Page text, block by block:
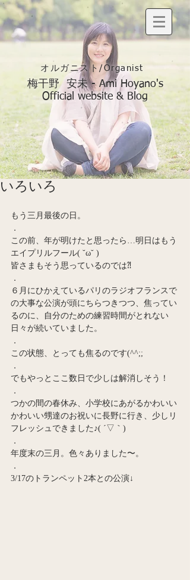
オルガニスト/Organist
梅干野 安未 - Ami Hoyano's
Official website & Blog
いろいろ
もう三月最後の日。
．
この前、年が明けたと思ったら…明日はもう
エイプリルフール( ˘ω˘ )
皆さまもそう思っているのでは⁈
．
６月にひかえているパリのラジオフランスで
の大事な公演が頭にちらつきつつ、焦ってい
るのに、自分のための練習時間がとれない
日々が続いていました。
．
この状態、とっても焦るのです(^^;;
．
でもやっとここ数日で少しは解消しそう！
．
つかの間の春休み、小学校にあがるかわいい
かわいい甥達のお祝いに長野に行き、少しリ
フレッシュできました♪( ´▽｀)
．
年度末の三月。色々ありました〜。
．
3/17のトランペット2本との公演↓